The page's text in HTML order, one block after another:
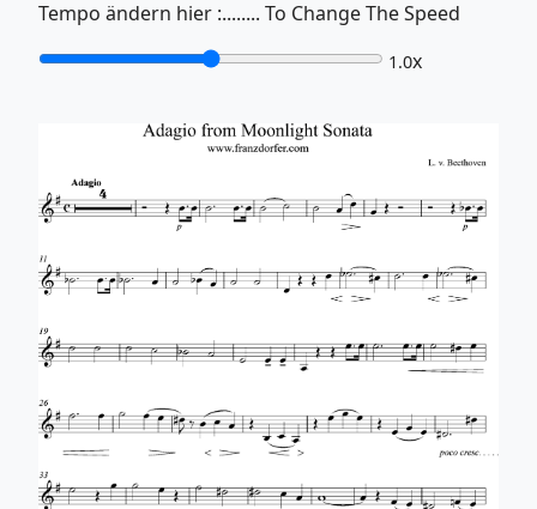
Tempo ändern hier :........ To Change The Speed
1.0x